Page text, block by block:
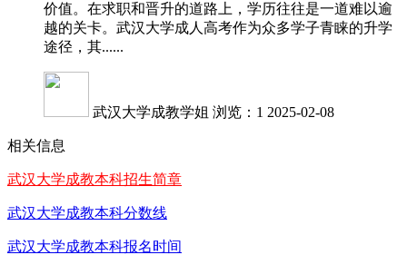
价值。在求职和晋升的道路上，学历往往是一道难以逾
越的关卡。武汉大学成人高考作为众多学子青睐的升学
途径，其......
武汉大学成教学姐 浏览：1 2025-02-08
相关信息
武汉大学成教本科招生简章
武汉大学成教本科分数线
武汉大学成教本科报名时间